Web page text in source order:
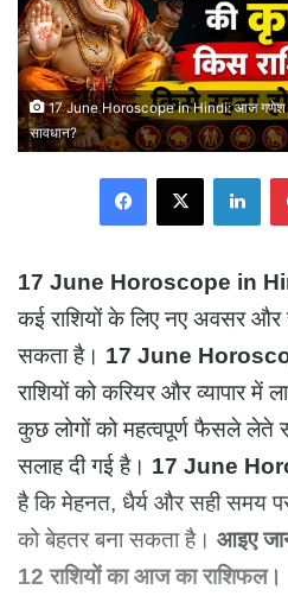
17 June Horoscope in Hindi: आज गणेश जी
सावधान?
17 June Horoscope in
कई राशियों के लिए नए अवसर
सकता है। 17 June
राशियों को करियर और व्यापार
कुछ लोगों को महत्वपूर्ण फैसले लेते
सलाह दी गई है। 17 June
है कि मेहनत, धैर्य और सही समय
को बेहतर बना सकता है। आइए
12 राशियों का आज का राशिफल।